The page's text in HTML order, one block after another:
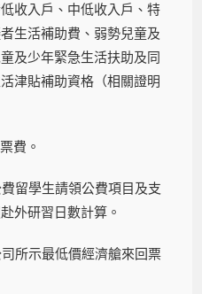
收入戶、中低收入戶、特
生活補助費、弱勢兒童及
及少年緊急生活扶助及同
津貼補助資格（相關證明
費。
留學生請領公費項目及支
外研習日數計算。
所示最低價經濟艙來回票